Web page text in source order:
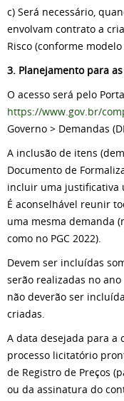
c) Será necessário,
envolvam contrato a
Risco (conforme
3. Planejamento para
O acesso será pelo
https://www.gov.br/
Governo > Demandas
A inclusão de itens
Documento de
incluir uma justificativa
É aconselhável reunir
uma mesma demanda
como no PGC 2022).
Devem ser incluídas
serão realizadas no
não deverão ser
criadas.
A data desejada para a
processo licitatório
de Registro de Preços
ou da assinatura do